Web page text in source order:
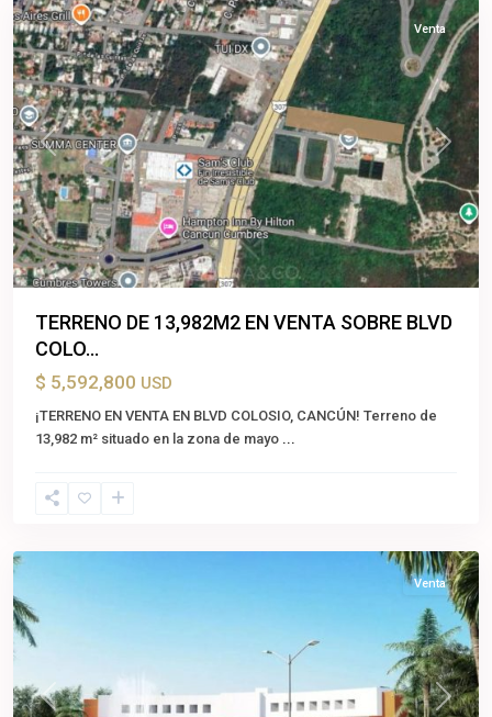
Previous Next
Venta
TERRENO DE 13,982M2 EN VENTA SOBRE BLVD
COLO...
$ 5,592,800 USD
¡TERRENO EN VENTA EN BLVD COLOSIO, CANCÚN! Terreno de
13,982 m² situado en la zona de mayo ...
Benito
Previous Next
Venta